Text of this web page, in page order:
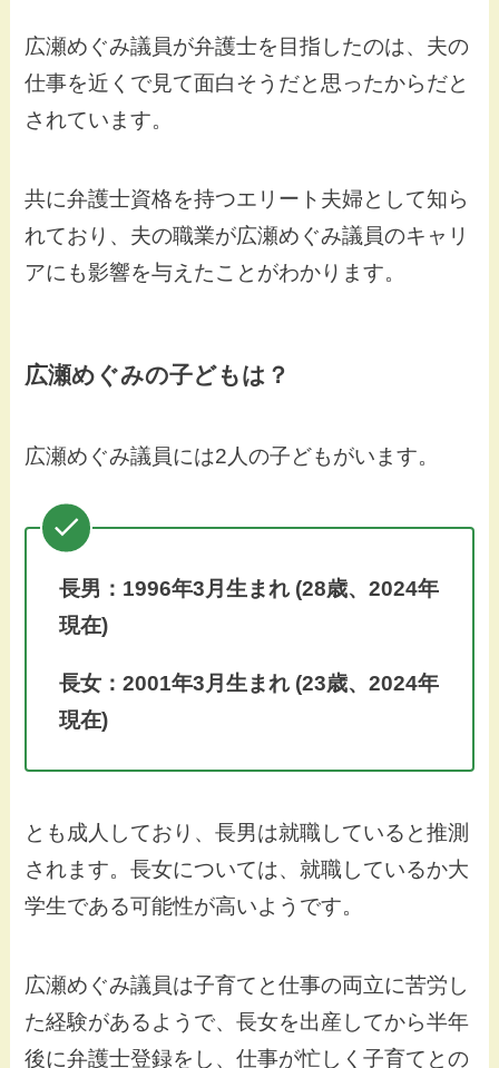
広瀬めぐみ議員が弁護士を目指したのは、夫の
仕事を近くで見て面白そうだと思ったからだと
されています。
共に弁護士資格を持つエリート夫婦として知ら
れており、夫の職業が広瀬めぐみ議員のキャリ
アにも影響を与えたことがわかります。
広瀬めぐみの子どもは？
広瀬めぐみ議員には2人の子どもがいます。
長男：1996年3月生まれ (28歳、2024年
現在)
長女：2001年3月生まれ (23歳、2024年
現在)
とも成人しており、長男は就職していると推測
されます。長女については、就職しているか大
学生である可能性が高いようです。
広瀬めぐみ議員は子育てと仕事の両立に苦労し
た経験があるようで、長女を出産してから半年
後に弁護士登録をし、仕事が忙しく子育てとの